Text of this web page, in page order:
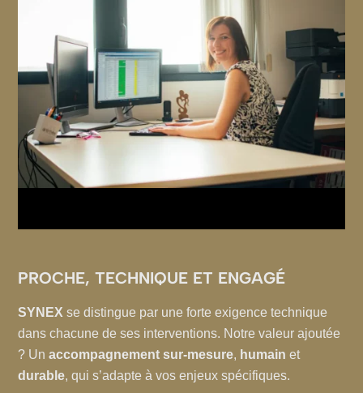
PROCHE, TECHNIQUE ET ENGAGÉ
SYNEX se distingue par une forte exigence technique
dans chacune de ses interventions. Notre valeur ajoutée
? Unaccompagnement sur-mesure, humain et
durable, qui s’adapte à vos enjeux spécifiques.